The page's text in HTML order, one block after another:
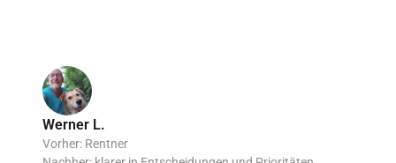
Werner L.
Vorher: Rentner